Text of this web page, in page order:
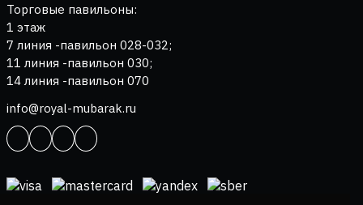
Торговые павильоны:
1 этаж
7 линия -павильон 028-032;
11 линия -павильон 030;
14 линия -павильон 070
info@royal-mubarak.ru